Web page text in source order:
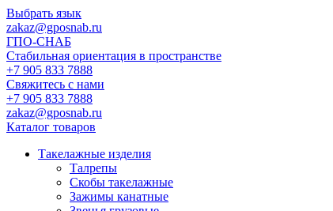
Выбрать язык
zakaz@gposnab.ru
ГПО-СНАБ
Стабильная ориентация в пространстве
+7 905 833 7888
Свяжитесь с нами
+7 905 833 7888
zakaz@gposnab.ru
Каталог товаров
Такелажные изделия
Талрепы
Скобы такелажные
Зажимы канатные